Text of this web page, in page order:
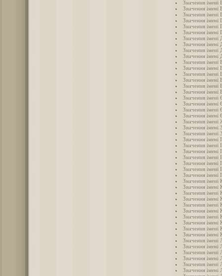
Значення імені
Значення імені
Значення імені
Значення імені
Значення імені
Значення імені
Значення імені
Значення імені
Значення імені
Значення імені
Значення імені
Значення імені
Значення імені
Значення імені
Значення імені
Значення імені
Значення імені
Значення імені
Значення імені
Значення імені
Значення імені
Значення імені
Значення імені
Значення імені
Значення імені
Значення імені
Значення імені
Значення імені
Значення імені
Значення імені
Значення імені
Значення імені
Значення імені
Значення імені
Значення імені
Значення імені
Значення імені
Значення імені
Значення імені
Значення імені
Значення імені
Значення імені
Значення імені
Значення імені
Значення імені
Значення імені